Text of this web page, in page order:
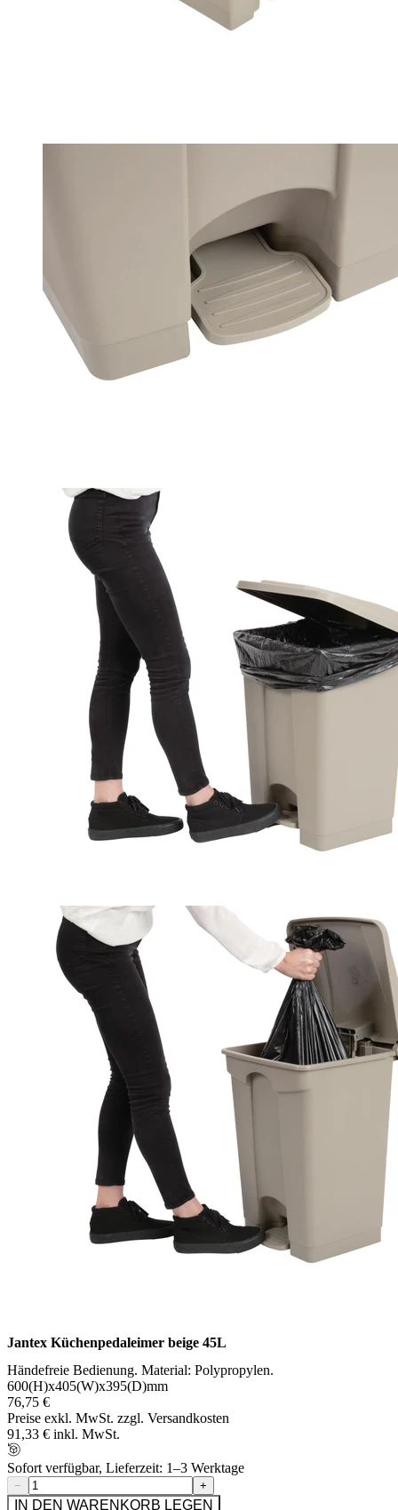
Jantex Küchenpedaleimer beige 45L
Händefreie Bedienung. Material: Polypropylen.
600(H)x405(W)x395(D)mm
76,75 €
Preise exkl. MwSt. zzgl. Versandkosten
91,33 € inkl. MwSt.
Sofort verfügbar, Lieferzeit: 1–3 Werktage
− +
IN DEN WARENKORB LEGEN